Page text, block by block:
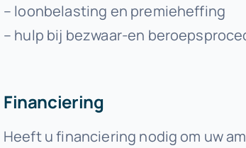
– loonbelasting en premieheffing
– hulp bij bezwaar-en
Financiering
Heeft u financiering nodig om uw